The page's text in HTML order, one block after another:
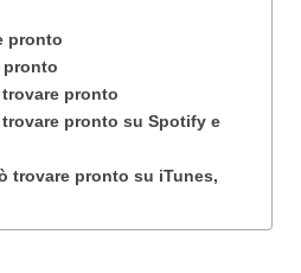
pronto
pronto
pronto
pronto su Spotify e
trovare pronto su iTunes,